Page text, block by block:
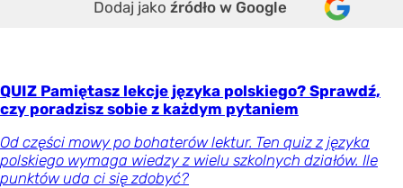
Dodaj jako źródło w Google
QUIZ Pamiętasz lekcje języka polskiego? Sprawdź,
czy poradzisz sobie z każdym pytaniem
Od części mowy po bohaterów lektur. Ten quiz z języka
polskiego wymaga wiedzy z wielu szkolnych działów. Ile
punktów uda ci się zdobyć?